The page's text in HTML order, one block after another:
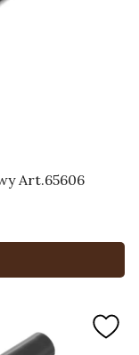
Art.65606